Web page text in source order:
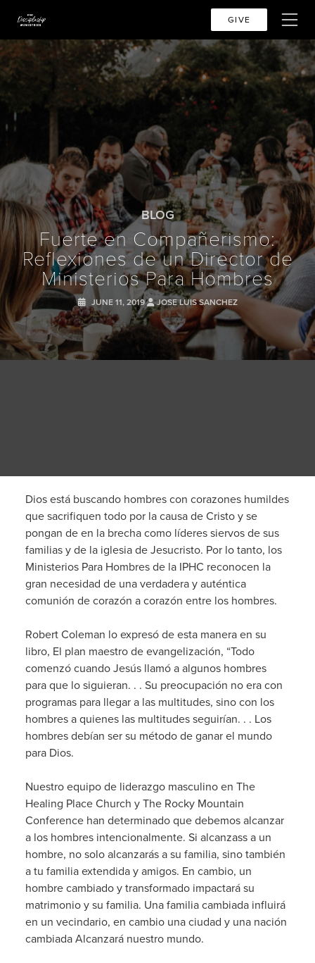
GIVE
BLOG
Fuerte en Compañerismo:
Reflexiones de un Director de
Ministerios Para Hombres
JUNE 11, 2019 JOSE LUIS SANCHEZ
Dios está buscando hombres con corazones humildes
que sacrifiquen todo por la causa de Cristo y se
pongan de en la brecha como líderes siervos de sus
familias y de la iglesia de Jesucristo. Por lo tanto, los
Ministerios Para Hombres de la IPHC reconocen la
gran necesidad de una verdadera y auténtica
comunión de corazón a corazón entre los hombres.
Robert Coleman lo expresó de esta manera en su
libro, El plan maestro de evangelización, “Todo
comenzó cuando Jesús llamó a algunos hombres
para que lo siguieran. . . Su preocupación no era con
programas para llegar a las multitudes, sino con los
hombres a quienes las multitudes seguirían. . . Los
hombres debían ser su método de ganar el mundo
para Dios.
Nuestro equipo de liderazgo masculino en The
Healing Place Church y The Rocky Mountain
Conference han determinado que debemos alcanzar
a los hombres intencionalmente. Si alcanzass a un
hombre, no solo alcanzarás a su familia, sino también
a tu familia extendida y amigos. En cambio, un
hombre cambiado y transformado impactará su
matrimonio y su familia. Una familia cambiada influirá
en un vecindario, en cambio una ciudad y una nación
cambiada Alcanzará nuestro mundo.